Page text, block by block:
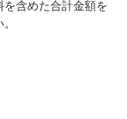
含めた合計金額を